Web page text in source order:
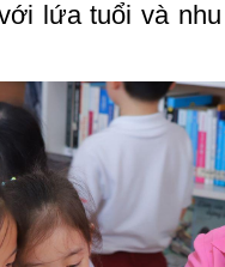
lứa tuổi và